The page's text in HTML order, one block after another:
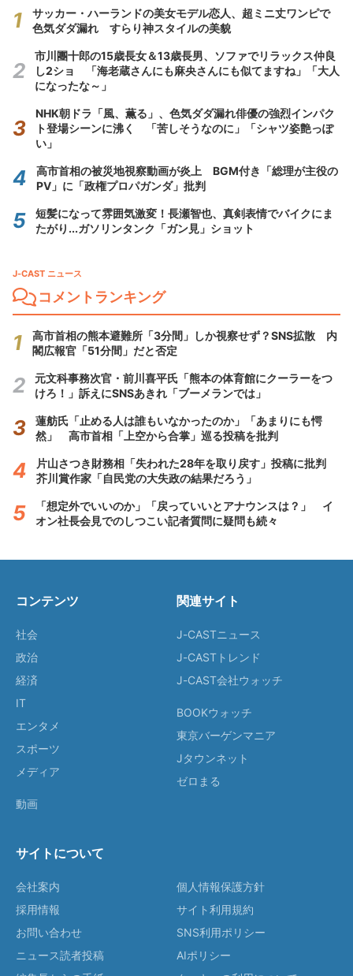
サッカー・ハーランドの美女モデル恋人、超ミニ丈ワンピで
色気ダダ漏れ すらり神スタイルの美貌
市川團十郎の15歳長女＆13歳長男、ソファでリラックス仲良
し2ショ 「海老蔵さんにも麻央さんにも似てますね」「大人
になったな～」
NHK朝ドラ「風、薫る」、色気ダダ漏れ俳優の強烈インパク
ト登場シーンに沸く 「苦しそうなのに」「シャツ姿艶っぽ
い」
高市首相の被災地視察動画が炎上 BGM付き「総理が主役の
PV」に「政権プロパガンダ」批判
短髪になって雰囲気激変！長瀬智也、真剣表情でバイクにま
たがり...ガソリンタンク「ガン見」ショット
J-CAST ニュース
コメントランキング
高市首相の熊本避難所「3分間」しか視察せず？SNS拡散 内
閣広報官「51分間」だと否定
元文科事務次官・前川喜平氏「熊本の体育館にクーラーをつ
けろ！」訴えにSNSあきれ「ブーメランでは」
蓮舫氏「止める人は誰もいなかったのか」「あまりにも愕
然」 高市首相「上空から合掌」巡る投稿を批判
片山さつき財務相「失われた28年を取り戻す」投稿に批判
芥川賞作家「自民党の大失政の結果だろう」
「想定外でいいのか」「戻っていいとアナウンスは？」 イ
オン社長会見でのしつこい記者質問に疑問も続々
コンテンツ
社会
政治
経済
IT
エンタメ
スポーツ
メディア
動画
関連サイト
J-CASTニュース
J-CASTトレンド
J-CAST会社ウォッチ
BOOKウォッチ
東京バーゲンマニア
Jタウンネット
ゼロまる
サイトについて
会社案内
採用情報
お問い合わせ
ニュース読者投稿
個人情報保護方針
サイト利用規約
SNS利用ポリシー
AIポリシー